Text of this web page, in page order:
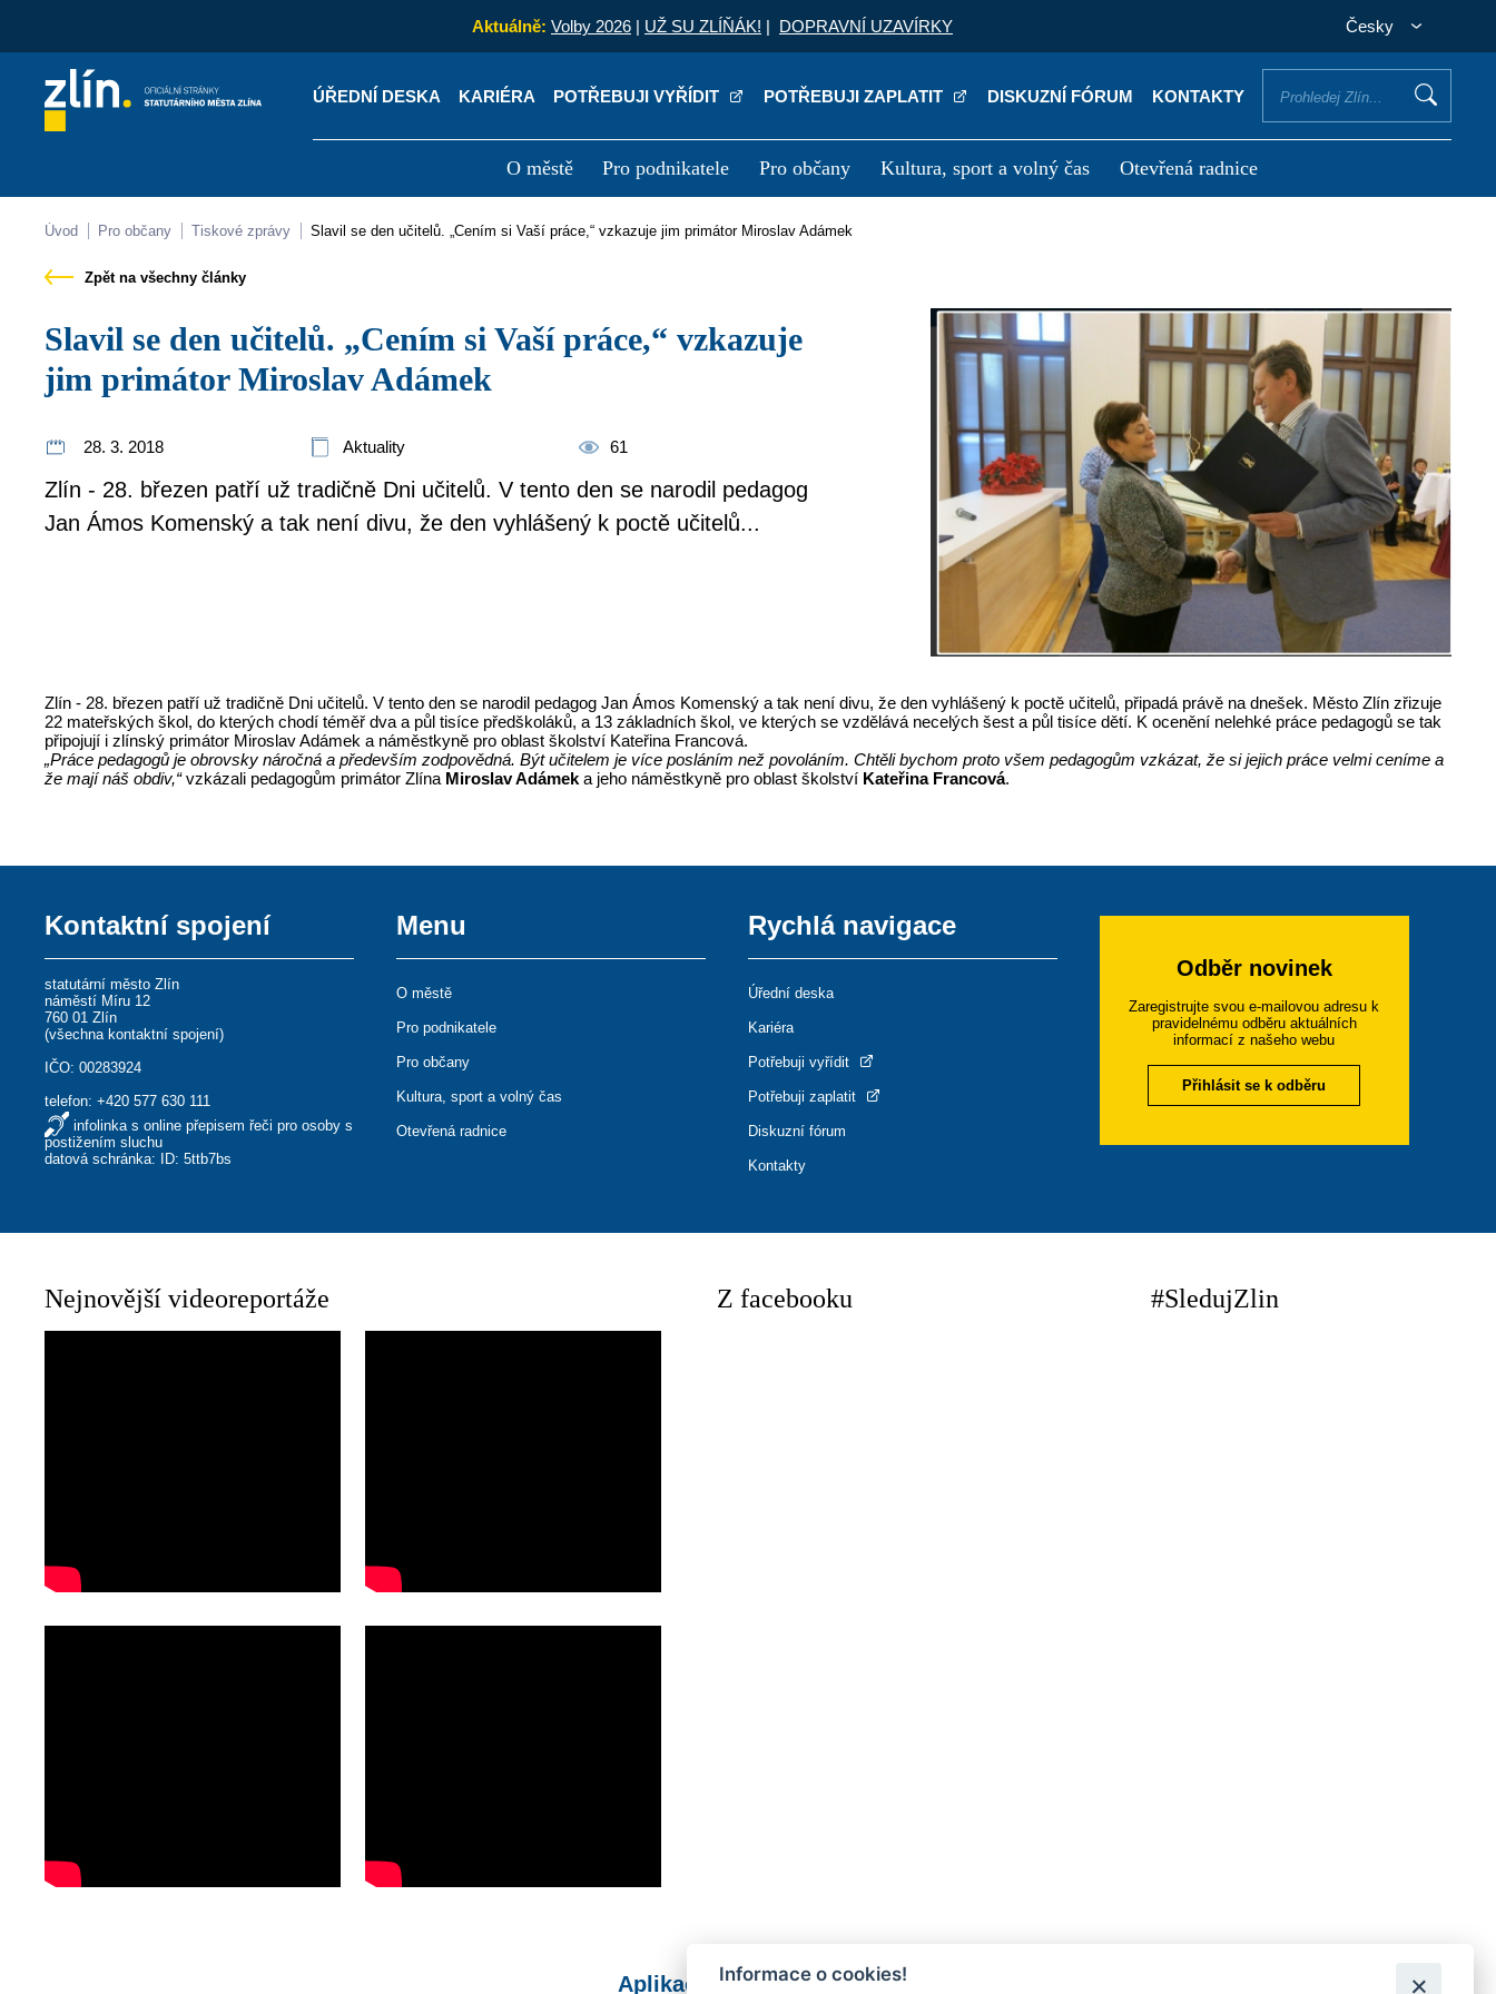
Aktuálně: Volby 2026 | UŽ SU ZLÍŇÁK! | DOPRAVNÍ UZAVÍRKY Česky
ÚŘEDNÍ DESKA KARIÉRA POTŘEBUJI VYŘÍDIT POTŘEBUJI ZAPLATIT DISKUZNÍ FÓRUM KONTAKTY
O městě Pro podnikatele Pro občany Kultura, sport a volný čas Otevřená radnice
Kontakty Úřední deska Kariéra
Úvod Pro občany Tiskové zprávy Slavil se den učitelů. „Cením si Vaší práce,“ vzkazuje jim primátor Miroslav Adámek
Zpět na všechny články
Slavil se den učitelů. „Cením si Vaší práce,“ vzkazuje
jim primátor Miroslav Adámek
28. 3. 2018 Aktuality 61
Zlín - 28. březen patří už tradičně Dni učitelů. V tento den se narodil pedagog
Jan Ámos Komenský a tak není divu, že den vyhlášený k poctě učitelů...
Zlín - 28. březen patří už tradičně Dni učitelů. V tento den se narodil pedagog Jan Ámos Komenský a tak není divu, že den vyhlášený k poctě učitelů, připadá právě na dnešek. Město Zlín zřizuje
22 mateřských škol, do kterých chodí téměř dva a půl tisíce předškoláků, a 13 základních škol, ve kterých se vzdělává necelých šest a půl tisíce dětí. K ocenění nelehké práce pedagogů se tak
připojují i zlínský primátor Miroslav Adámek a náměstkyně pro oblast školství Kateřina Francová.
„Práce pedagogů je obrovsky náročná a především zodpovědná. Být učitelem je více posláním než povoláním. Chtěli bychom proto všem pedagogům vzkázat, že si jejich práce velmi ceníme a
že mají náš obdiv,“vzkázali pedagogům primátor Zlína Miroslav Adámek a jeho náměstkyně pro oblast školství Kateřina Francová.
Kontaktní spojení
statutární město Zlín
náměstí Míru 12
760 01 Zlín
(všechna kontaktní spojení)
IČO: 00283924
telefon:+420 577 630 111
infolinka s online přepisem řeči pro osoby s
postižením sluchu
datová schránka: ID: 5ttb7bs
Menu
O městě
Pro podnikatele
Pro občany
Kultura, sport a volný čas
Otevřená radnice
Rychlá navigace
Úřední deska
Kariéra
Potřebuji vyřídit
Potřebuji zaplatit
Diskuzní fórum
Kontakty
Odběr novinek
Zaregistrujte svou e-mailovou adresu k
pravidelnému odběru aktuálních
informací z našeho webu
Přihlásit se k odběru
Nejnovější videoreportáže Z facebooku #SledujZlin
Aplikace Mobilní rozhlas
Informace o cookies!